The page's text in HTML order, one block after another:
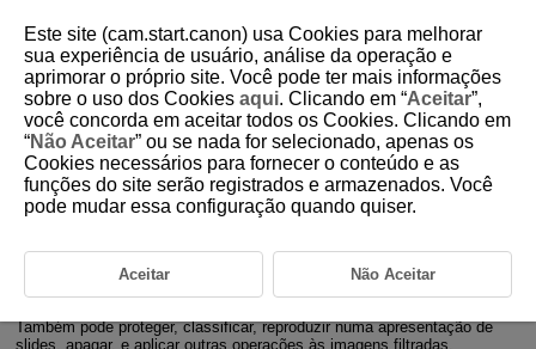
D095-129
Definir Condições de Pesquisa de
Imagem
Pode filtrar a visualização de imagens de acordo com as suas
condições de procura. Depois de definir as condições de procura de
Também pode proteger, classificar, reproduzir numa apresentação de
slides, apagar, e aplicar outras operações às imagens filtradas.
Este site (cam.start.canon) usa Cookies para melhorar
sua experiência de usuário, análise da operação e
aprimorar o próprio site. Você pode ter mais informações
sobre o uso dos Cookies aqui. Clicando em “Aceitar”,
você concorda em aceitar todos os Cookies. Clicando em
“Não Aceitar” ou se nada for selecionado, apenas os
Cookies necessários para fornecer o conteúdo e as
funções do site serão registrados e armazenados. Você
pode mudar essa configuração quando quiser.
Aceitar Não Aceitar